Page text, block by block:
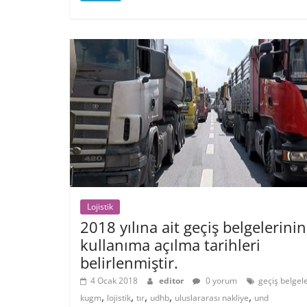
Lojistik
2018 yılına ait geçiş belgelerinin
kullanıma açılma tarihleri
belirlenmiştir.
4 Ocak 2018 editor 0 yorum
geçiş
kugm, lojistik, tır, udhb, uluslararası nakliye, und